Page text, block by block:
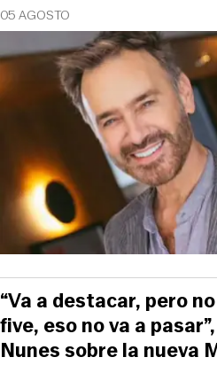
05 AGOSTO
“Va a destacar, pero
five, eso no va a
Nunes sobre la nueva